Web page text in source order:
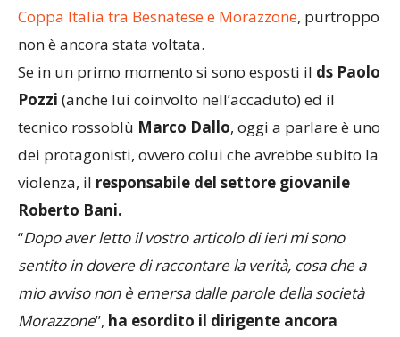
Coppa Italia tra Besnatese e Morazzone, purtroppo
non è ancora stata voltata.
Se in un primo momento si sono esposti il ds Paolo
Pozzi (anche lui coinvolto nell’accaduto) ed il
tecnico rossoblù Marco Dallo, oggi a parlare è uno
dei protagonisti, ovvero colui che avrebbe subito la
violenza, il responsabile del settore giovanile
Roberto Bani.
“Dopo aver letto il vostro articolo di ieri mi sono
sentito in dovere di raccontare la verità, cosa che a
mio avviso non è emersa dalle parole della società
Morazzone”, ha esordito il dirigente ancora